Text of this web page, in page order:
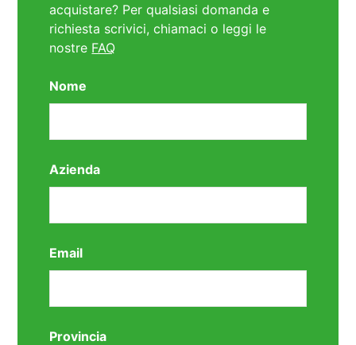
acquistare? Per qualsiasi domanda e
richiesta scrivici, chiamaci o leggi le
nostre FAQ
Nome
Azienda
Email
Provincia